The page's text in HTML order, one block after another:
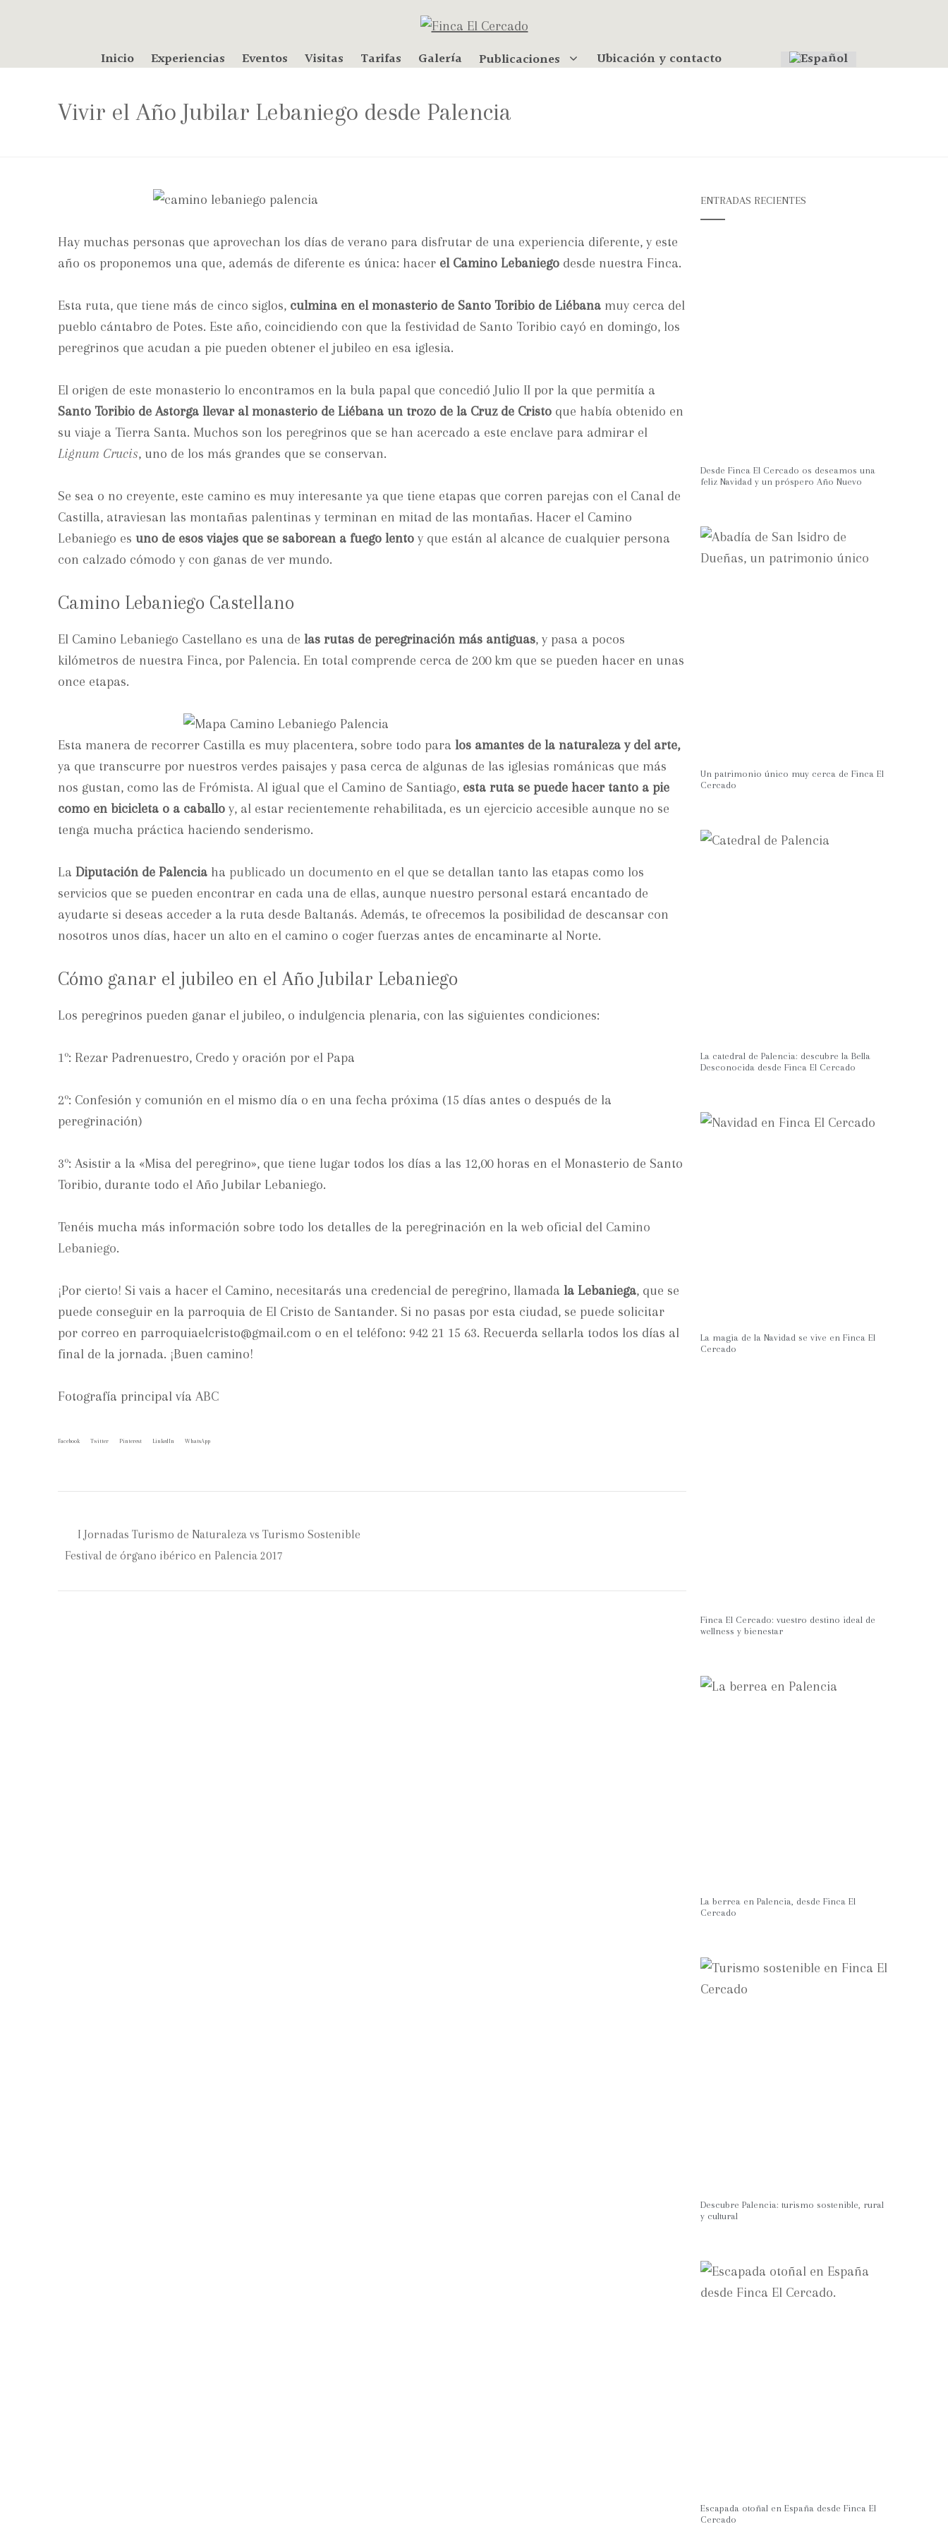
Inicio Experiencias Eventos Visitas Tarifas Galería Publicaciones Ubicación y contacto
Vivir el Año Jubilar Lebaniego desde Palencia
Hay muchas personas que aprovechan los días de verano para disfrutar de una experiencia diferente, y este
año os proponemos una que, además de diferente es única: hacer el Camino Lebaniego desde nuestra Finca.
Esta ruta, que tiene más de cinco siglos, culmina en el monasterio de Santo Toribio de Liébana muy cerca del
pueblo cántabro de Potes. Este año, coincidiendo con que la festividad de Santo Toribio cayó en domingo, los
peregrinos que acudan a pie pueden obtener el jubileo en esa iglesia.
El origen de este monasterio lo encontramos en la bula papal que concedió Julio II por la que permitía a
Santo Toribio de Astorga llevar al monasterio de Liébana un trozo de la Cruz de Cristo que había obtenido en
su viaje a Tierra Santa. Muchos son los peregrinos que se han acercado a este enclave para admirar el
Lignum Crucis, uno de los más grandes que se conservan.
Se sea o no creyente, este camino es muy interesante ya que tiene etapas que corren parejas con el Canal de
Castilla, atraviesan las montañas palentinas y terminan en mitad de las montañas. Hacer el Camino
Lebaniego es uno de esos viajes que se saborean a fuego lento y que están al alcance de cualquier persona
con calzado cómodo y con ganas de ver mundo.
Camino Lebaniego Castellano
El Camino Lebaniego Castellano es una de las rutas de peregrinación más antiguas, y pasa a pocos
kilómetros de nuestra Finca, por Palencia. En total comprende cerca de 200 km que se pueden hacer en unas
once etapas.
Esta manera de recorrer Castilla es muy placentera, sobre todo para los amantes de la naturaleza y del arte,
ya que transcurre por nuestros verdes paisajes y pasa cerca de algunas de las iglesias románicas que más
nos gustan, como las de Frómista. Al igual que el Camino de Santiago, esta ruta se puede hacer tanto a pie
como en bicicleta o a caballo y, al estar recientemente rehabilitada, es un ejercicio accesible aunque no se
tenga mucha práctica haciendo senderismo.
La Diputación de Palencia ha publicado un documento en el que se detallan tanto las etapas como los
servicios que se pueden encontrar en cada una de ellas, aunque nuestro personal estará encantado de
ayudarte si deseas acceder a la ruta desde Baltanás. Además, te ofrecemos la posibilidad de descansar con
nosotros unos días, hacer un alto en el camino o coger fuerzas antes de encaminarte al Norte.
Cómo ganar el jubileo en el Año Jubilar Lebaniego
Los peregrinos pueden ganar el jubileo, o indulgencia plenaria, con las siguientes condiciones:
1º: Rezar Padrenuestro, Credo y oración por el Papa
2º: Confesión y comunión en el mismo día o en una fecha próxima (15 días antes o después de la
peregrinación)
3º: Asistir a la «Misa del peregrino», que tiene lugar todos los días a las 12,00 horas en el Monasterio de Santo
Toribio, durante todo el Año Jubilar Lebaniego.
Tenéis mucha más información sobre todo los detalles de la peregrinación en la web oficial del Camino
Lebaniego.
¡Por cierto! Si vais a hacer el Camino, necesitarás una credencial de peregrino, llamada la Lebaniega, que se
puede conseguir en la parroquia de El Cristo de Santander. Si no pasas por esta ciudad, se puede solicitar
por correo en parroquiaelcristo@gmail.com o en el teléfono: 942 21 15 63. Recuerda sellarla todos los días al
final de la jornada. ¡Buen camino!
Fotografía principal vía ABC
Facebook Twitter Pinterest LinkedIn WhatsApp
I Jornadas Turismo de Naturaleza vs Turismo Sostenible
Festival de órgano ibérico en Palencia 2017
ENTRADAS RECIENTES
Desde Finca El Cercado os deseamos una
feliz Navidad y un próspero Año Nuevo
Un patrimonio único muy cerca de Finca El
Cercado
La catedral de Palencia: descubre la Bella
Desconocida desde Finca El Cercado
La magia de la Navidad se vive en Finca El
Cercado
Finca El Cercado: vuestro destino ideal de
wellness y bienestar
La berrea en Palencia, desde Finca El
Cercado
Descubre Palencia: turismo sostenible, rural
y cultural
Escapada otoñal en España desde Finca El
Cercado